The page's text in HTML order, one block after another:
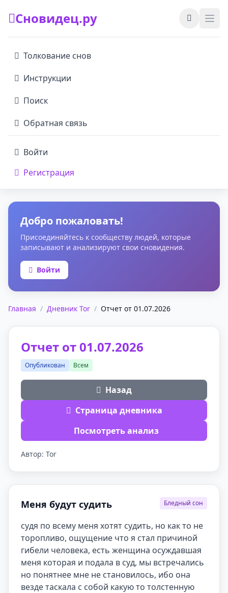
Сновидец.ру
Толкование снов
Инструкции
Поиск
Обратная связь
Войти
Регистрация
Добро пожаловать!
Присоединяйтесь к сообществу людей, которые
записывают и анализируют свои сновидения.
Войти
Главная / Дневник Tor / Отчет от 01.07.2026
Отчет от 01.07.2026
Опубликован Всем
Назад
Страница дневника
Посмотреть анализ
Автор: Tor
Меня будут судить Бледный сон
судя по всему меня хотят судить, но как то не
торопливо, ощущение что я стал причиной
гибели человека, есть женщина осуждавшая
меня которая и подала в суд, мы встречались
но понятнее мне не становилось, ибо она
везде таскала с собой какую то толстенную